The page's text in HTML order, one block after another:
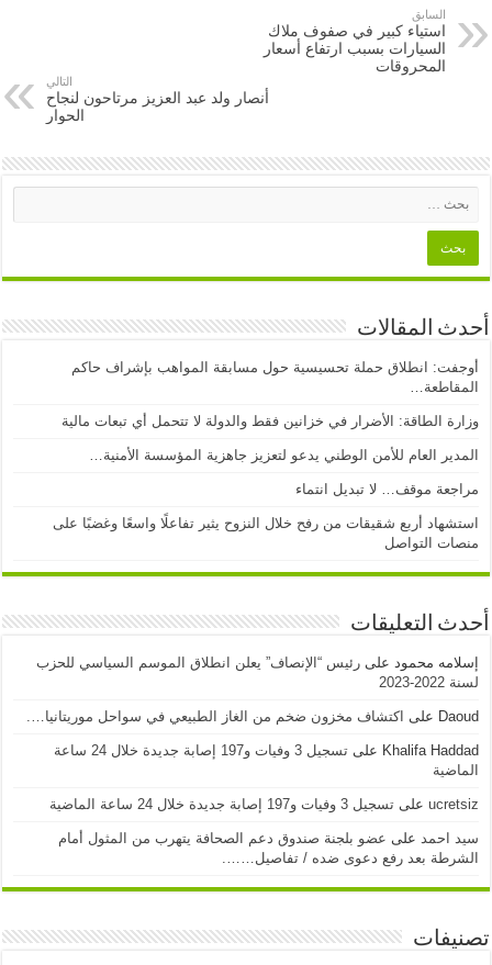
السابق
استياء كبير في صفوف ملاك
السيارات بسبب ارتفاع أسعار
المحروقات
التالي
أنصار ولد عبد العزيز مرتاحون لنجاح
الحوار
أحدث المقالات
أوجفت: انطلاق حملة تحسيسية حول مسابقة المواهب بإشراف حاكم
المقاطعة…
وزارة الطاقة: الأضرار في خزانين فقط والدولة لا تتحمل أي تبعات مالية
المدير العام للأمن الوطني يدعو لتعزيز جاهزية المؤسسة الأمنية…
مراجعة موقف… لا تبديل انتماء
استشهاد أربع شقيقات من رفح خلال النزوح يثير تفاعلًا واسعًا وغضبًا على
منصات التواصل
أحدث التعليقات
إسلامه محمود علىرئيس “الإنصاف” يعلن انطلاق الموسم السياسي للحزب
لسنة 2022-2023
Daoud على اكتشاف مخزون ضخم من الغاز الطبيعي في سواحل موريتانيا….
Khalifa Haddad على
تسجيل 3 وفيات و197 إصابة جديدة خلال 24 ساعة
الماضية
ucretsiz علىتسجيل 3 وفيات و197 إصابة جديدة خلال 24 ساعة الماضية
سيد احمد على عضو بلجنة صندوق دعم الصحافة يتهرب من المثول أمام
الشرطة بعد رفع دعوى ضده / تفاصيل…….
تصنيفات